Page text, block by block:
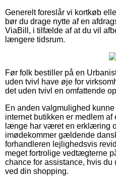
Generelt foreslår vi kortkøb
bør du drage nytte af en
ViaBill, i tilfælde af at du vil
længere tidsrum.
Før folk bestiller på en
uden tvivl have øje for
det uden tvivl en omfattende
En anden valgmulighed
internet butikken er medlem
længe har været en erklæring
imødekommer gældende
forhandleren lejlighedsvis
meget fortrolige vedtægterne
chance for assistance, hvis
ved din shopping.